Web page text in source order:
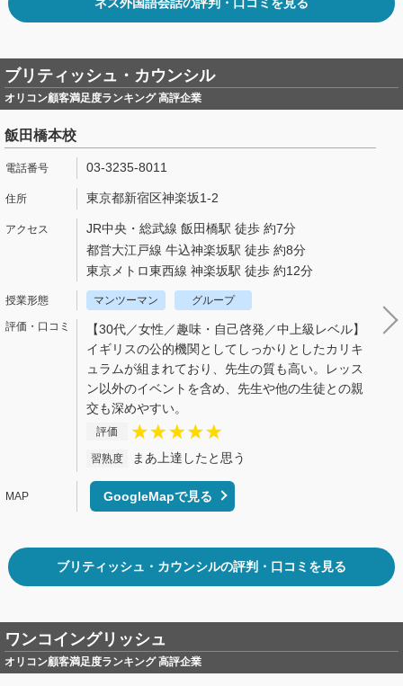
ネス外国語会話の評判・口コミを見る
ブリティッシュ・カウンシル
オリコン顧客満足度ランキング 高評企業
飯田橋本校
03-3235-8011
東京都新宿区神楽坂1-2
JR中央・総武線 飯田橋駅 徒歩 約7分
都営大江戸線 牛込神楽坂駅 徒歩 約8分
東京メトロ東西線 神楽坂駅 徒歩 約12分
マンツーマン グループ
【30代／女性／趣味・自己啓発／中上級レベル】
イギリスの公的機関としてしっかりとしたカリキ
ュラムが組まれており、先生の質も高い。レッス
ン以外のイベントを含め、先生や他の生徒との親
交も深めやすい。
評価
習熟度 まあ上達したと思う
GoogleMapで見る
ブリティッシュ・カウンシルの評判・口コミを見る
ワンコイングリッシュ
オリコン顧客満足度ランキング 高評企業